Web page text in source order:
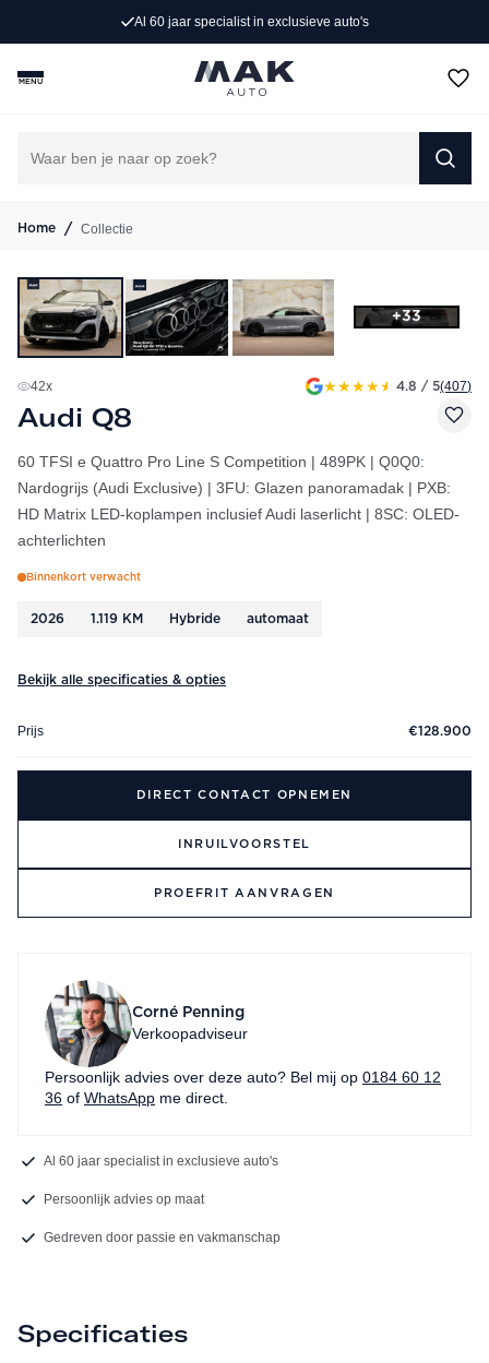
in exclusieve auto's
MENU
Home / Collectie
+33
42x ★★★★★ 4.8 / 5(407)
Audi Q8
60 TFSI e Quattro Pro Line S Competition | 489PK | Q0Q0:
Nardogrijs (Audi Exclusive) | 3FU: Glazen panoramadak | PXB:
HD Matrix LED-koplampen inclusief Audi laserlicht | 8SC: OLED-
achterlichten
Binnenkort verwacht
2026 1.119 KM Hybride automaat
Bekijk alle specificaties & opties
Prijs €128.900
DIRECT CONTACT OPNEMEN
INRUILVOORSTEL
PROEFRIT AANVRAGEN
Corné Penning
Verkoopadviseur
Persoonlijk advies over deze auto? Bel mij op 0184 60 12
36 of WhatsApp me direct.
Al 60 jaar specialist in exclusieve auto's
Persoonlijk advies op maat
Gedreven door passie en vakmanschap
Specificaties